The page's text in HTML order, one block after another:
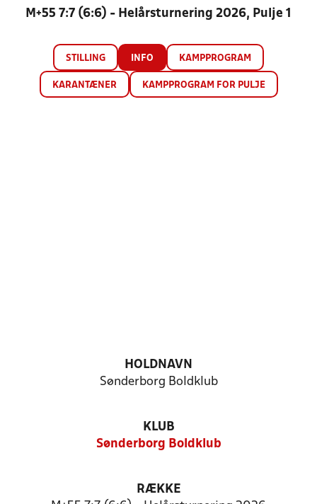
M+55 7:7 (6:6) - Helårsturnering 2026, Pulje 1
STILLING INFO KAMPPROGRAM
KARANTÆNER KAMPPROGRAM FOR PULJE
HOLDNAVN
Sønderborg Boldklub
KLUB
Sønderborg Boldklub
RÆKKE